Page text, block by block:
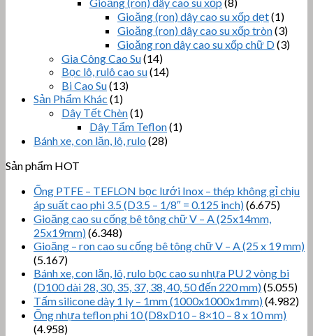
Gioăng (ron) dây cao su xốp dẹt(1)
Gioăng (ron) dây cao su xốp tròn(3)
Gioăng ron dây cao su xốp chữ D(3)
Gia Công Cao Su(14)
Bọc lô, rulô cao su(14)
Bi Cao Su(13)
Sản Phẩm Khác (1)
Dây Tết Chèn(1)
Dây Tẩm Teflon(1)
Bánh xe, con lăn, lô, rulo (28)
Sản phẩm HOT
Ống PTFE – TEFLON bọc lưới Inox – thép không gỉ chịu
áp suất cao phi 3.5 (D3.5 – 1/8″ = 0.125 inch)(6.675)
Gioăng cao su cống bê tông chữ V – A (25x14mm,
25x19mm)(6.348)
Gioăng – ron cao su cống bê tông chữ V – A (25 x 19 mm)
(5.167)
Bánh xe, con lăn, lô, rulo bọc cao su nhựa PU 2 vòng bi
(D100 dài 28, 30, 35, 37, 38, 40, 50 đến 220 mm)(5.055)
Tấm silicone dày 1 ly – 1mm (1000x1000x1mm)(4.982)
Ống nhựa teflon phi 10 (D8xD10 – 8×10 – 8 x 10 mm)
(4.958)